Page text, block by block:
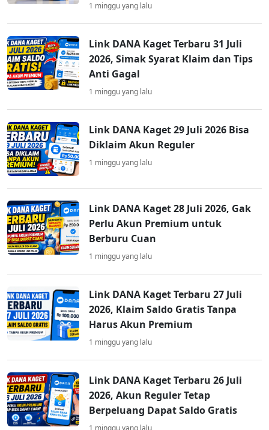
1 minggu yang lalu
Link DANA Kaget Terbaru 31 Juli
2026, Simak Syarat Klaim dan Tips
Anti Gagal
1 minggu yang lalu
Link DANA Kaget 29 Juli 2026 Bisa
Diklaim Akun Reguler
1 minggu yang lalu
Link DANA Kaget 28 Juli 2026, Gak
Perlu Akun Premium untuk
Berburu Cuan
1 minggu yang lalu
Link DANA Kaget Terbaru 27 Juli
2026, Klaim Saldo Gratis Tanpa
Harus Akun Premium
1 minggu yang lalu
Link DANA Kaget Terbaru 26 Juli
2026, Akun Reguler Tetap
Berpeluang Dapat Saldo Gratis